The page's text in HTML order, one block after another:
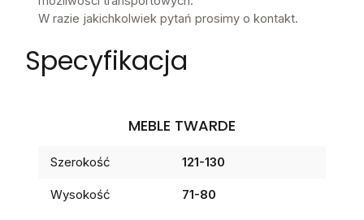
W razie jakichkolwiek pytań prosimy o kontakt.
Specyfikacja
MEBLE TWARDE
Szerokość 121-130
Wysokość 71-80